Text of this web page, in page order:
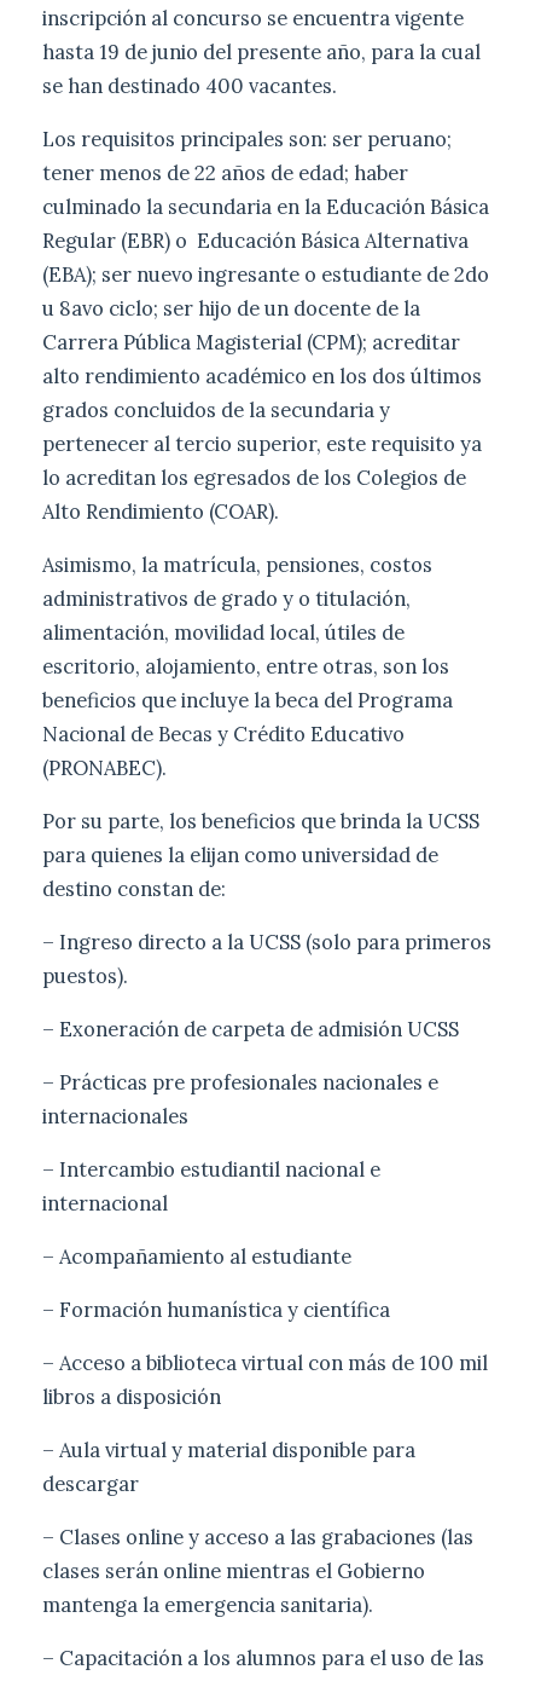
inscripción al concurso se encuentra vigente
hasta 19 de junio del presente año, para la cual
se han destinado 400 vacantes.
Los requisitos principales son: ser peruano;
tener menos de 22 años de edad; haber
culminado la secundaria en la Educación Básica
Regular (EBR) o Educación Básica Alternativa
(EBA); ser nuevo ingresante o estudiante de 2do
u 8avo ciclo; ser hijo de un docente de la
Carrera Pública Magisterial (CPM); acreditar
alto rendimiento académico en los dos últimos
grados concluidos de la secundaria y
pertenecer al tercio superior, este requisito ya
lo acreditan los egresados de los Colegios de
Alto Rendimiento (COAR).
Asimismo, la matrícula, pensiones, costos
administrativos de grado y o titulación,
alimentación, movilidad local, útiles de
escritorio, alojamiento, entre otras, son los
beneficios que incluye la beca del Programa
Nacional de Becas y Crédito Educativo
(PRONABEC).
Por su parte, los beneficios que brinda la UCSS
para quienes la elijan como universidad de
destino constan de:
– Ingreso directo a la UCSS (solo para primeros
puestos).
– Exoneración de carpeta de admisión UCSS
– Prácticas pre profesionales nacionales e
internacionales
– Intercambio estudiantil nacional e
internacional
– Acompañamiento al estudiante
– Formación humanística y científica
– Acceso a biblioteca virtual con más de 100 mil
libros a disposición
– Aula virtual y material disponible para
descargar
– Clases online y acceso a las grabaciones (las
clases serán online mientras el Gobierno
mantenga la emergencia sanitaria).
– Capacitación a los alumnos para el uso de las